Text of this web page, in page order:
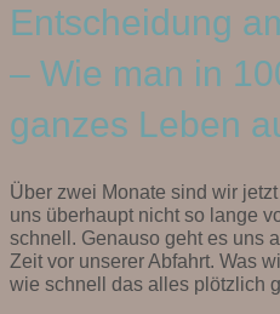
Entscheidung
– Wie man in
ganzes Leben
Über zwei Monate sind wir
uns überhaupt nicht so lange
schnell. Genauso geht es uns
Zeit vor unserer Abfahrt. Was
wie schnell das alles plötzlich